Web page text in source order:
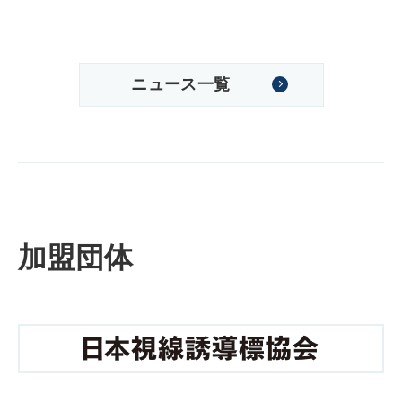
ニュース一覧
加盟団体